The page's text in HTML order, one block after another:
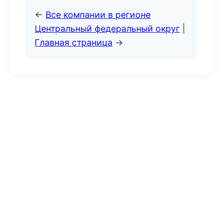
← Все компании в регионе
Центральный федеральный округ
Главная страница →